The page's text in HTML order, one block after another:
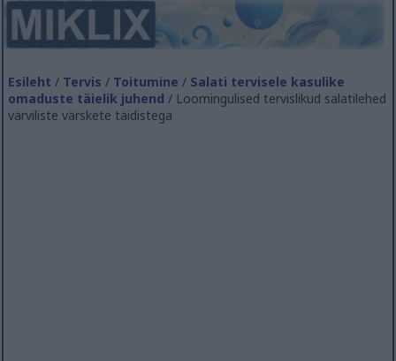
Esileht / Tervis / Toitumine / Salati tervisele kasulike
omaduste täielik juhend / Loomingulised tervislikud salatilehed
värviliste värskete täidistega